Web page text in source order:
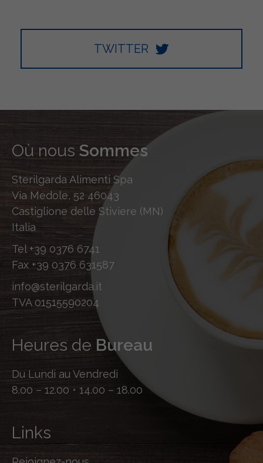
TWITTER
Où nous Sommes
Sterilgarda Alimenti Spa
Via Medole, 52 46043
Castiglione delle Stiviere (MN)
Italia
Tel +39 0376 6741
Fax +39 0376 631587
info@sterilgarda.it
TVA 01515590204
Heures de Bureau
Du Lundi au Vendredi
8.00 – 12.00 • 14.00 – 18.00
Links